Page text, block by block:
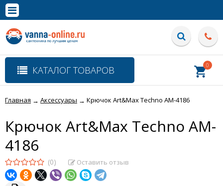
Полная версия сайта
КАТАЛОГ ТОВАРОВ 0
Главная → Аксессуары → Крючок Art&Max Techno AM-4186
Крючок Art&Max Techno AM-
4186
(0) Оставить отзыв